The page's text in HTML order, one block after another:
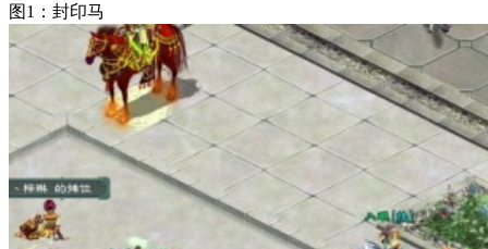
图1：封印马